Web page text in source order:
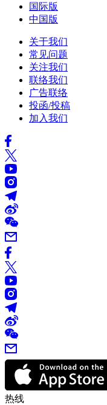
国际版
中国版
关于我们
常见问题
关注我们
联络我们
广告联络
投函/投稿
加入我们
热线